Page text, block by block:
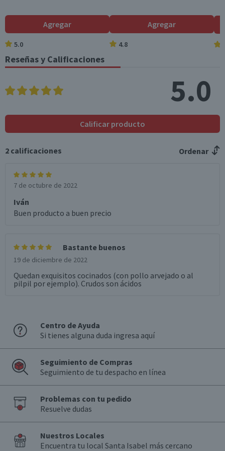
Agregar
5.0
Agregar
4.8
Reseñas y Calificaciones
5.0
Calificar producto
2 calificaciones Ordenar
7 de octubre de 2022
Iván
Buen producto a buen precio
Bastante buenos
19 de diciembre de 2022
Quedan exquisitos cocinados (con pollo arvejado o al
pilpil por ejemplo). Crudos son ácidos
Centro de Ayuda
Si tienes alguna duda ingresa aquí
Seguimiento de Compras
Seguimiento de tu despacho en línea
Problemas con tu pedido
Resuelve dudas
Nuestros Locales
Encuentra tu local Santa Isabel más cercano